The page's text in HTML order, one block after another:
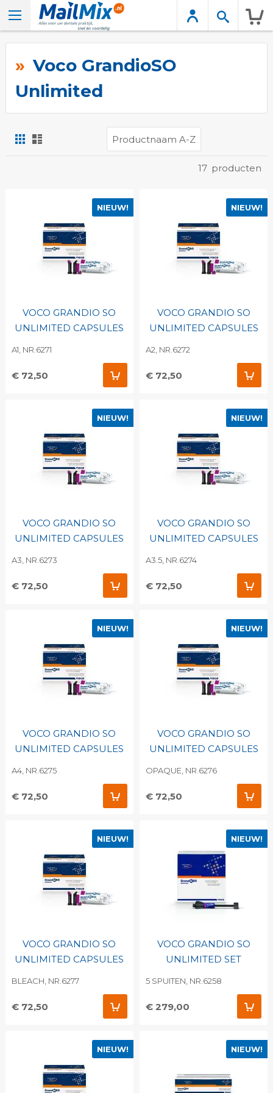
Voco GrandioSO
Unlimited
Foto-
tabel
17 producten
NIEUW!
VOCO GRANDIO SO
UNLIMITED CAPSULES
A1, NR.6271
€ 72,50
NIEUW!
VOCO GRANDIO SO
UNLIMITED CAPSULES
A2, NR.6272
€ 72,50
NIEUW!
VOCO GRANDIO SO
UNLIMITED CAPSULES
A3, NR.6273
€ 72,50
NIEUW!
VOCO GRANDIO SO
UNLIMITED CAPSULES
A3.5, NR.6274
€ 72,50
NIEUW!
VOCO GRANDIO SO
UNLIMITED CAPSULES
A4, NR.6275
€ 72,50
NIEUW!
VOCO GRANDIO SO
UNLIMITED CAPSULES
OPAQUE, NR.6276
€ 72,50
NIEUW!
VOCO GRANDIO SO
UNLIMITED CAPSULES
BLEACH, NR.6277
€ 72,50
NIEUW!
VOCO GRANDIO SO
UNLIMITED SET
5 SPUITEN, NR.6258
€ 279,00
NIEUW! NIEUW!